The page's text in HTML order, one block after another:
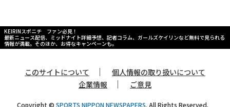
KEIRINスポニチ ファン必見！
最新ニュース配信、ミッドナイト詳細予想、記者コラム、ガールズケイリンなど無料で見られる
情報が満載。そのほか、お得なキャンペーンも。
このサイトについて ｜
個人情報の取り扱いについて
企業情報
｜ ご意見
Copyright © SPORTS NIPPON NEWSPAPERS. All Rights Reserved.